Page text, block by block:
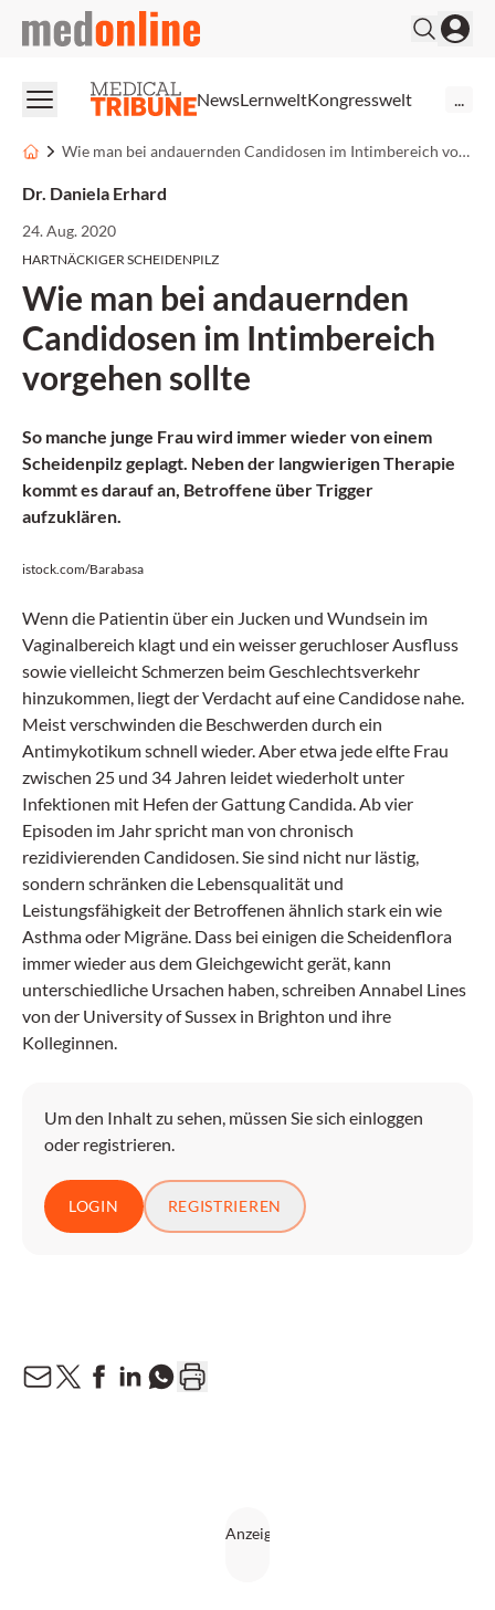
medonline
NewsLernweltKongresswelt
Wie man bei andauernden Candidosen im Intimbereich vorgehen sollte
Dr. Daniela Erhard
24. Aug. 2020
HARTNÄCKIGER SCHEIDENPILZ
Wie man bei andauernden
Candidosen im Intimbereich
vorgehen sollte
So manche junge Frau wird immer wieder von einem
Scheidenpilz geplagt. Neben der langwierigen Therapie
kommt es darauf an, Betroffene über Trigger
aufzuklären.
istock.com/Barabasa
Wenn die Patientin über ein Jucken und Wundsein im
Vaginalbereich klagt und ein weisser geruchloser Ausfluss
sowie vielleicht Schmerzen beim Geschlechtsverkehr
hinzukommen, liegt der Verdacht auf eine Candidose nahe.
Meist verschwinden die Beschwerden durch ein
Antimykotikum schnell wieder. Aber etwa jede elfte Frau
zwischen 25 und 34 Jahren leidet wiederholt unter
Infektionen mit Hefen der Gattung Candida. Ab vier
Episoden im Jahr spricht man von chronisch
rezidivierenden Candidosen. Sie sind nicht nur läs­tig,
sondern schränken die Lebensqualität und
Leistungsfähigkeit der Betroffenen ähnlich stark ein wie
Asthma oder Migräne. Dass bei einigen die Scheidenflora
immer wieder aus dem Gleichgewicht gerät, kann
unterschiedliche Ursachen haben, schreiben Annabel Lines
von der University of Sussex in Brighton und ihre
Kolleginnen.
Um den Inhalt zu sehen, müssen Sie sich einloggen
oder registrieren.
LOGIN REGISTRIEREN